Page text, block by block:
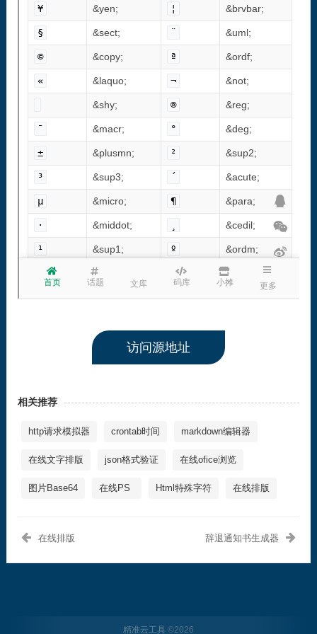
访问源地址
相关推荐
http请求模拟器 crontab时间 markdown编辑器
在线文字排版 json格式验证 在线ofice浏览
图片Base64 在线PS Html特殊字符 在线排版
在线排版 辞退通知书生成器
精准云工具 ©2026